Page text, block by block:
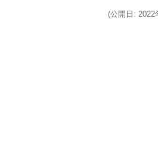
(公開日: 2022